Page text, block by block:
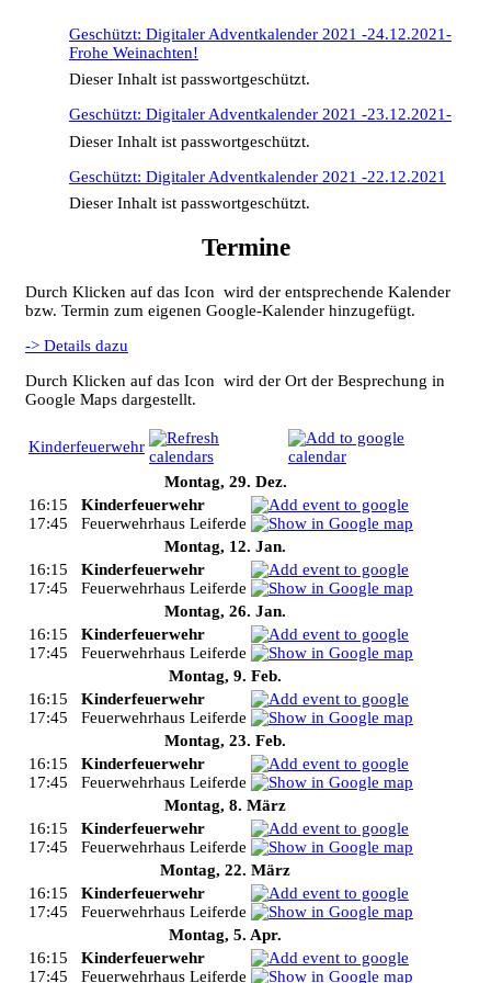
Geschützt: Digitaler Adventkalender 2021 -24.12.2021-
Frohe Weinachten!
Dieser Inhalt ist passwortgeschützt.
Geschützt: Digitaler Adventkalender 2021 -23.12.2021-
Dieser Inhalt ist passwortgeschützt.
Geschützt: Digitaler Adventkalender 2021 -22.12.2021
Dieser Inhalt ist passwortgeschützt.
Termine
Durch Klicken auf das Icon wird der entsprechende Kalender
bzw. Termin zum eigenen Google-Kalender hinzugefügt.
-> Details dazu
Durch Klicken auf das Icon wird der Ort der Besprechung in
Google Maps dargestellt.
Kinderfeuerwehr
Montag, 29. Dez.
16:15
17:45
Kinderfeuerwehr
Feuerwehrhaus Leiferde
Montag, 12. Jan.
16:15
17:45
Kinderfeuerwehr
Feuerwehrhaus Leiferde
Montag, 26. Jan.
16:15
17:45
Kinderfeuerwehr
Feuerwehrhaus Leiferde
Montag, 9. Feb.
16:15
17:45
Kinderfeuerwehr
Feuerwehrhaus Leiferde
Montag, 23. Feb.
16:15
17:45
Kinderfeuerwehr
Feuerwehrhaus Leiferde
Montag, 8. März
16:15
17:45
Kinderfeuerwehr
Feuerwehrhaus Leiferde
Montag, 22. März
16:15
17:45
Kinderfeuerwehr
Feuerwehrhaus Leiferde
Montag, 5. Apr.
16:15
17:45
Kinderfeuerwehr
Feuerwehrhaus Leiferde